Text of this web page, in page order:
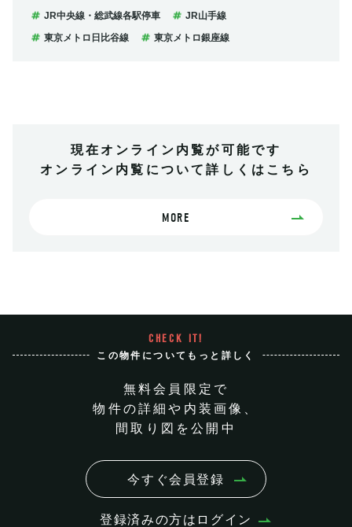
JR中央線・総武線各駅停車
JR山手線
東京メトロ日比谷線
東京メトロ銀座線
現在オンライン内覧が可能です
オンライン内覧について詳しくはこちら
MORE
CHECK IT!
この物件についてもっと詳しく
無料会員限定で
物件の詳細や内装画像、
間取り図を公開中
今すぐ会員登録
登録済みの方はログイン